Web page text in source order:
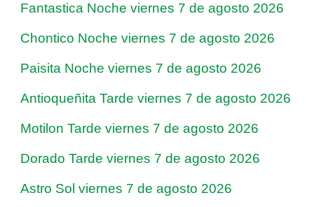
Fantastica Noche viernes 7 de agosto 2026
Chontico Noche viernes 7 de agosto 2026
Paisita Noche viernes 7 de agosto 2026
Antioqueñita Tarde viernes 7 de agosto 2026
Motilon Tarde viernes 7 de agosto 2026
Dorado Tarde viernes 7 de agosto 2026
Astro Sol viernes 7 de agosto 2026